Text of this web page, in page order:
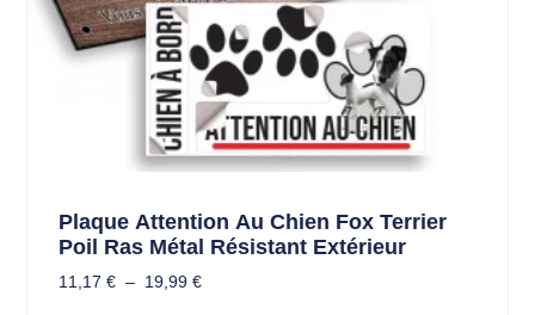
Plaque Attention Au Chien Fox Terrier
Poil Ras Métal Résistant Extérieur
11,17 € – 19,99 €